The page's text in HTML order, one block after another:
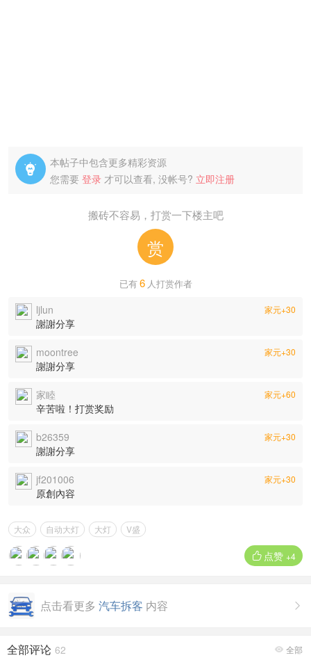

本帖子中包含更多精彩资源
您需要 登录 才可以查看, 没帐号? 立即注册
搬砖不容易，打赏一下楼主吧
赏
已有6 人打赏作者
家元+30
ljlun
謝謝分享
家元+30
moontree
謝謝分享
家元+60
家睦
辛苦啦！打赏奖励
家元+30
b26359
謝謝分享
家元+30
jf201006
原創內容
大众 自动大灯 大灯 V盛
 点赞 +4

点击看更多 汽车拆客 内容
 全部
全部评论 62